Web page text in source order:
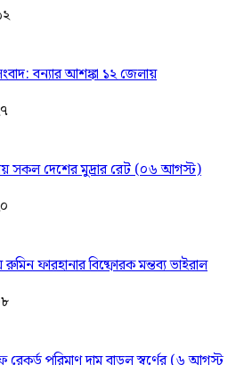
বন্যার আশঙ্কা ১২ জেলায়
সকল দেশের মুদ্রার রেট (০৬ আগস্ট)
ফারহানার বিষ্ফোরক মন্তব্য ভাইরাল